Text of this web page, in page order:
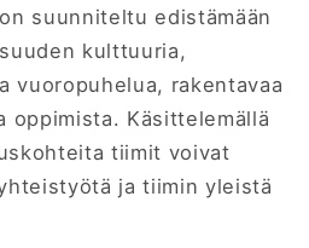
suunniteltu edistämään
kulttuuria,
vuoropuhelua, rakentavaa
oppimista. Käsittelemällä
tiimit voivat
ja tiimin yleistä